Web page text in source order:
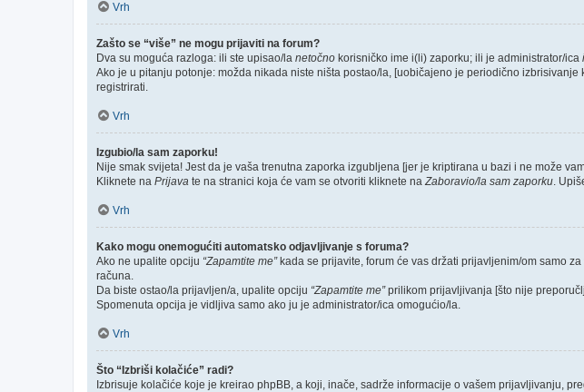
Vrh
Zašto se “više” ne mogu prijaviti na forum?
Dva su moguća razloga: ili ste upisao/la netočno korisničko ime i(li) zaporku; ili je administrator/ica
Ako je u pitanju potonje: možda nikada niste ništa postao/la, [uobičajeno je periodično
registrirati.
Vrh
Izgubio/la sam zaporku!
Nije smak svijeta! Jest da je vaša trenutna zaporka izgubljena [jer je kriptirana u bazi i ne može
Kliknete na Prijava te na stranici koja će vam se otvoriti kliknete naZaboravio/la sam zaporku.
Vrh
Kako mogu onemogućiti automatsko odjavljivanje s foruma?
Ako ne upalite opciju “Zapamtite me”kada se prijavite, forum će vas držati prijavljenim/om samo
računa.
Da biste ostao/la prijavljen/a, upalite opciju “Zapamtite me”prilikom prijavljivanja [što nije
Spomenuta opcija je vidljiva samo ako ju je administrator/ica omogućio/la.
Vrh
Što “Izbriši kolačiće” radi?
Izbrisuje kolačiće koje je kreirao phpBB, a koji, inače, sadrže informacije o vašem prijavljivanju,